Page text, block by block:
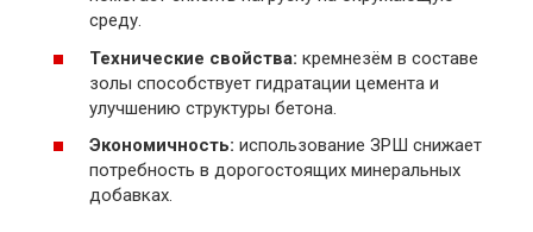
среду.
Технические свойства: кремнезём в составе
золы способствует гидратации цемента и
улучшению структуры бетона.
Экономичность: использование ЗРШ снижает
потребность в дорогостоящих минеральных
добавках.